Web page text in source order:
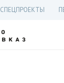
СПЕЦПРОЕКТЫ